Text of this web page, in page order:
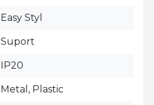
Easy Styl
Suport
IP20
Metal, Plastic